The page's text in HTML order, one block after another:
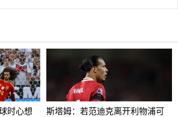
时心想
斯塔姆：若范迪克离开利物浦可